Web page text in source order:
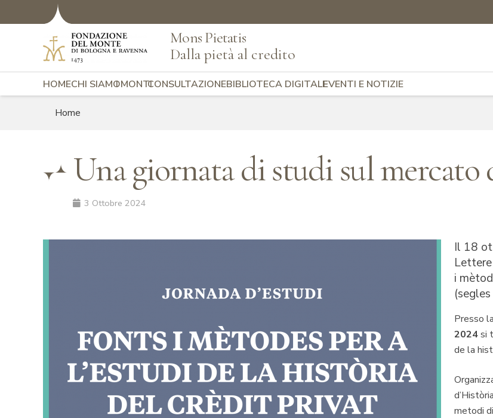
Mons Pietatis
Dalla pietà al credito
HOMECHI SIAMOI MONTICONSULTAZIONEBIBLIOTECA DIGITALEEVENTI E NOTIZIE
Home
Una giornata di studi sul
3 Ottobre 2024
Il 18
i
Presso
2024si
de la
metodi